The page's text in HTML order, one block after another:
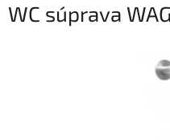
WC súprava